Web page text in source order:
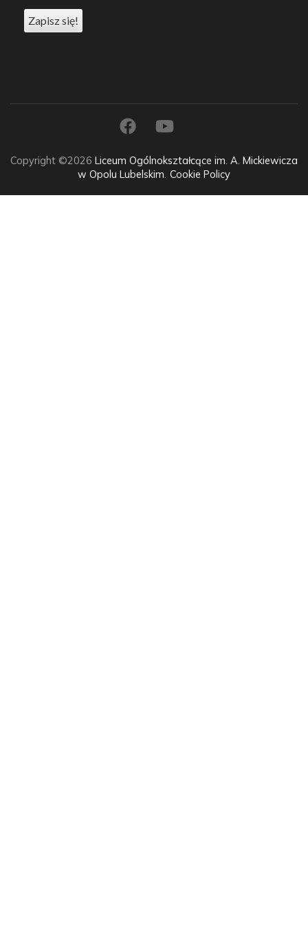
Copyright ©2026 Liceum Ogólnokształcące im. A. Mickiewicza
w Opolu Lubelskim. Cookie Policy